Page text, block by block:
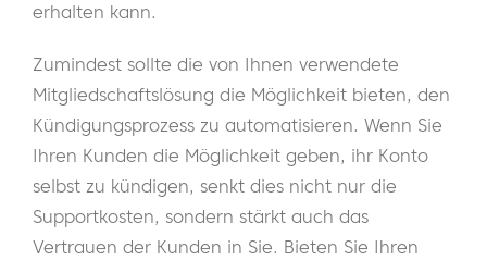
erhalten kann.
Zumindest sollte die von Ihnen verwendete
Mitgliedschaftslösung die Möglichkeit bieten, den
Kündigungsprozess zu automatisieren. Wenn Sie
Ihren Kunden die Möglichkeit geben, ihr Konto
selbst zu kündigen, senkt dies nicht nur die
Supportkosten, sondern stärkt auch das
Vertrauen der Kunden in Sie. Bieten Sie Ihren